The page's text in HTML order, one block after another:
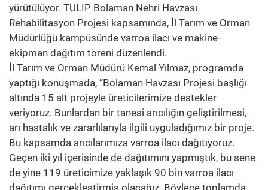
yürütülüyor. TULIP Bolaman Nehri Havzası
Rehabilitasyon Projesi kapsamında, İl Tarım ve Orman
Müdürlüğü kampüsünde varroa ilacı ve makine-
ekipman dağıtım töreni düzenlendi.
İl Tarım ve Orman Müdürü Kemal Yılmaz, programda
yaptığı konuşmada, “Bolaman Havzası Projesi başlığı
altında 15 alt projeyle üreticilerimize destekler
veriyoruz. Bunlardan bir tanesi arıcılığın geliştirilmesi,
arı hastalık ve zararlılarıyla ilgili uyguladığımız bir proje.
Bu kapsamda arıcılarımıza varroa ilacı dağıtıyoruz.
Geçen iki yıl içerisinde de dağıtımını yapmıştık, bu sene
de yine 119 üreticimize yaklaşık 90 bin varroa ilacı
dağıtımı gerçekleştirmiş olacağız. Böylece toplamda